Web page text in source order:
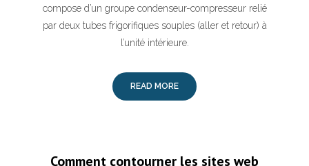
compose d’un groupe condenseur-compresseur relié
par deux tubes frigorifiques souples (aller et retour) à
l’unité intérieure.
READ MORE
Comment contourner les sites web